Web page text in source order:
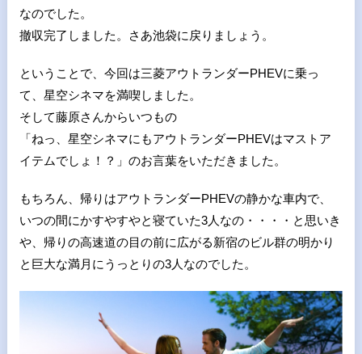
なのでした。
撤収完了しました。さあ池袋に戻りましょう。
ということで、今回は三菱アウトランダーPHEVに乗っ
て、星空シネマを満喫しました。
そして藤原さんからいつもの
「ねっ、星空シネマにもアウトランダーPHEVはマストア
イテムでしょ！？」のお言葉をいただきました。
もちろん、帰りはアウトランダーPHEVの静かな車内で、
いつの間にかすやすやと寝ていた3人なの・・・・と思いき
や、帰りの高速道の目の前に広がる新宿のビル群の明かり
と巨大な満月にうっとりの3人なのでした。